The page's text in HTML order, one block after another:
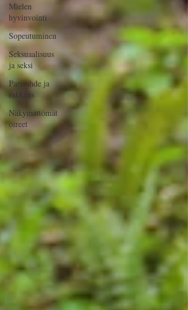
Mielen
hyvinvointi
Sopeutuminen
Seksuaalisuus
ja seksi
Parisuhde ja
rakkaus
Näkymättömät
oireet